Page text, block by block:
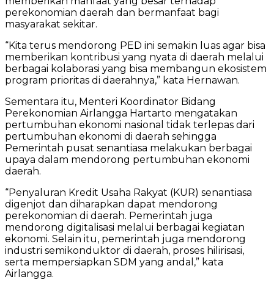
perekonomian daerah dan bermanfaat bagi
masyarakat sekitar.
“Kita terus mendorong PED ini semakin luas agar bisa
memberikan kontribusi yang nyata di daerah melalui
berbagai kolaborasi yang bisa membangun ekosistem
program prioritas di daerahnya,” kata Hernawan.
Sementara itu, Menteri Koordinator Bidang
Perekonomian Airlangga Hartarto mengatakan
pertumbuhan ekonomi nasional tidak terlepas dari
pertumbuhan ekonomi di daerah sehingga
Pemerintah pusat senantiasa melakukan berbagai
upaya dalam mendorong pertumbuhan ekonomi
daerah.
“Penyaluran Kredit Usaha Rakyat (KUR) senantiasa
digenjot dan diharapkan dapat mendorong
perekonomian di daerah. Pemerintah juga
mendorong digitalisasi melalui berbagai kegiatan
ekonomi. Selain itu, pemerintah juga mendorong
industri semikonduktor di daerah, proses hilirisasi,
serta mempersiapkan SDM yang andal,” kata
Airlangga.